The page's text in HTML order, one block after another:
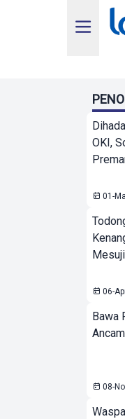
OKI,
01-
Mesuji
06-
Bawa
08-